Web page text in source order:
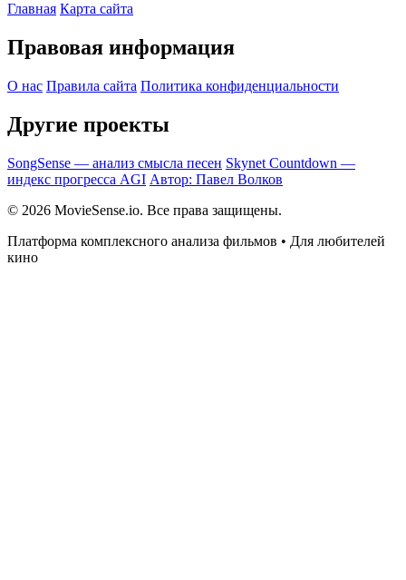
Главная Карта сайта
Правовая информация
О нас Правила сайта Политика конфиденциальности
Другие проекты
SongSense — анализ смысла песен Skynet Countdown —
индекс прогресса AGI Автор: Павел Волков
© 2026 MovieSense.io. Все права защищены.
Платформа комплексного анализа фильмов • Для любителей
кино